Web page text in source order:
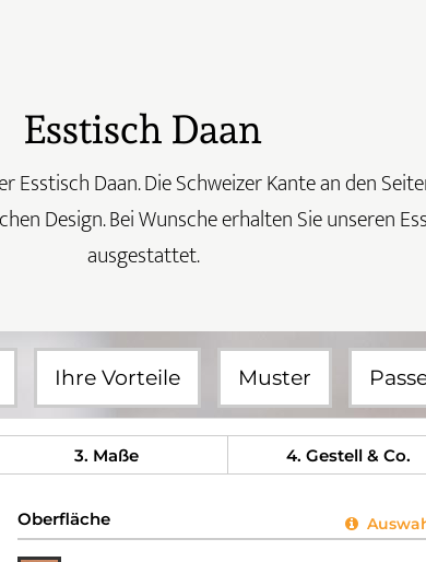
Esstisch Daan
Daan. Die Schweizer Kante an den
Design. Bei Wunsche erhalten Sie unseren
ausgestattet.
Ihre Vorteile Muster
3. Maße 4. Gestell & Co.
Oberfläche